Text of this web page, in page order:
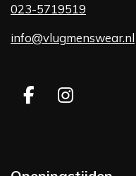
023-5719519
info@vlugmenswear.nl
F
b
I
a